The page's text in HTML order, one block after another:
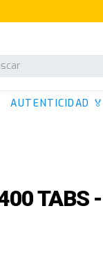
AUTENTICIDAD 🏅
TABS